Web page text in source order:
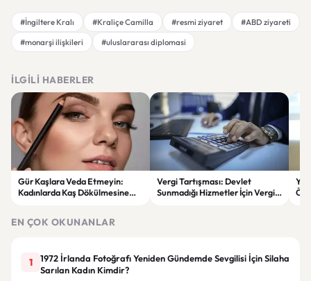
#İngiltere Kralı #Kraliçe Camilla #resmi ziyaret
#ABD ziyareti
#monarşi ilişkileri
#uluslararası diplomasi
İLGILI HABERLER
Gür Kaşlara Veda Etmeyin:
Kadınlarda Kaş Dökülmesine
Vergi Tartışması: Devlet
Sunmadığı Hizmetler İçin Vergi
EN ÇOK OKUNANLAR
1
1972 İrlanda Fotoğrafı Yeniden Gündemde Sevgilisi İçin Silaha
Sarılan Kadın Kimdir?